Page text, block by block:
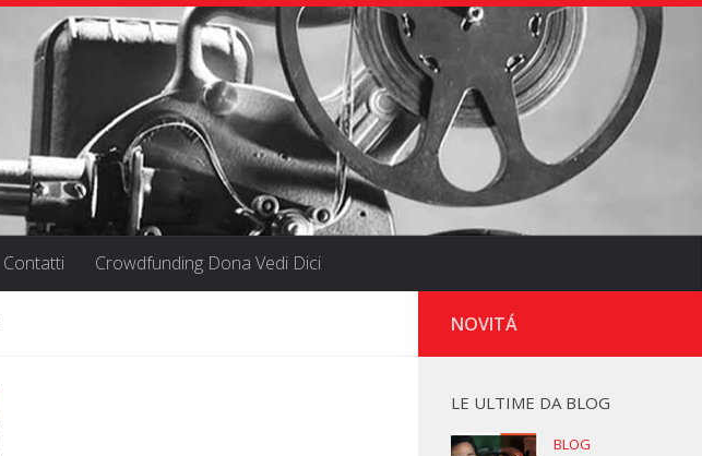
Contatti Crowdfunding Dona Vedi Dici
NOVITÁ
LE ULTIME DA BLOG
BLOG